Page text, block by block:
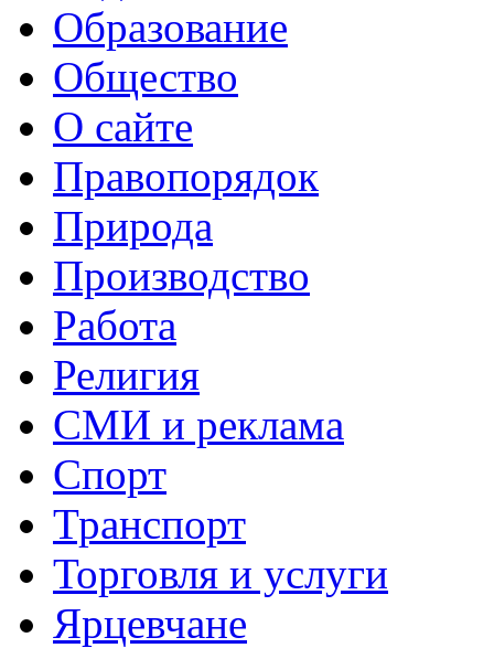
Образование
Общество
О сайте
Правопорядок
Природа
Производство
Работа
Религия
СМИ и реклама
Спорт
Транспорт
Торговля и услуги
Ярцевчане